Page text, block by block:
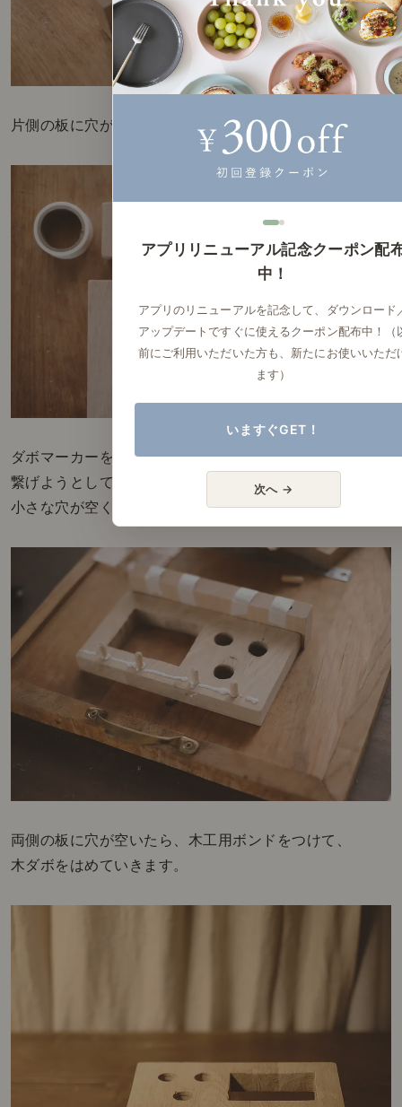
片側の板に穴が空いたらダボマーカーをセット。
ダボマーカーをセットした板で、
繋げようとしている反対側の板に押し付けると、
小さな穴が空くので、そこを目打ちでさらに広げます。
両側の板に穴が空いたら、木工用ボンドをつけて、
木ダボをはめていきます。
アプリリニューアル記念クーポン配
中！
アプリのリニューアルを記念して、ダウンロード
アップデートですぐに使えるクーポン配布中！（
前にご利用いただいた方も、新たにお使いいただ
ます）
いますぐGET！
次へ →